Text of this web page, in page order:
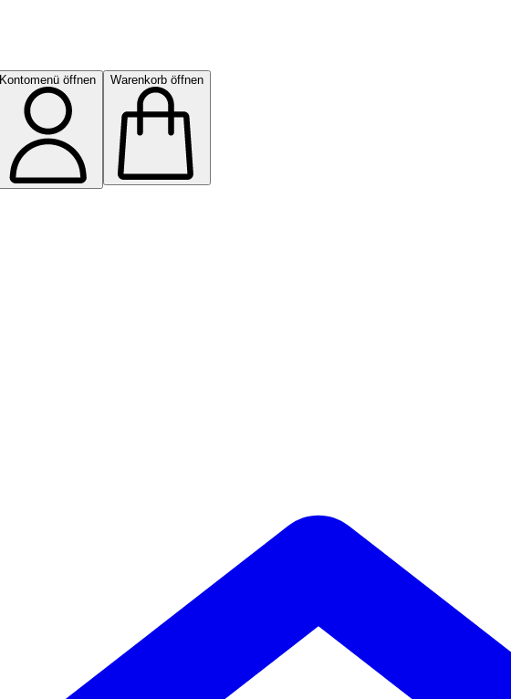
Kontomenü öffnen Warenkorb öffnen